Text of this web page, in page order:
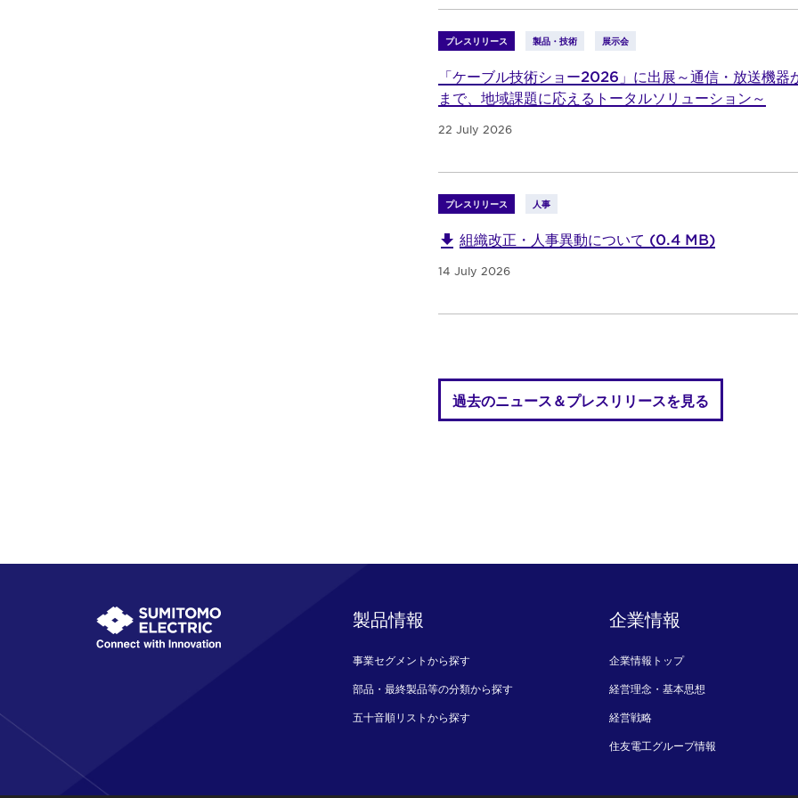
プレスリリース 製品・技術 展示会
「ケーブル技術ショー2026」に出展～通信・放送機器
まで、地域課題に応えるトータルソリューション～
22 July 2026
プレスリリース 人事
組織改正・人事異動について (0.4 MB)
14 July 2026
過去のニュース＆プレスリリースを見る
製品情報
事業セグメントから探す
部品・最終製品等の分類から探す
五十音順リストから探す
企業情報
企業情報トップ
経営理念・基本思想
経営戦略
住友電工グループ情報